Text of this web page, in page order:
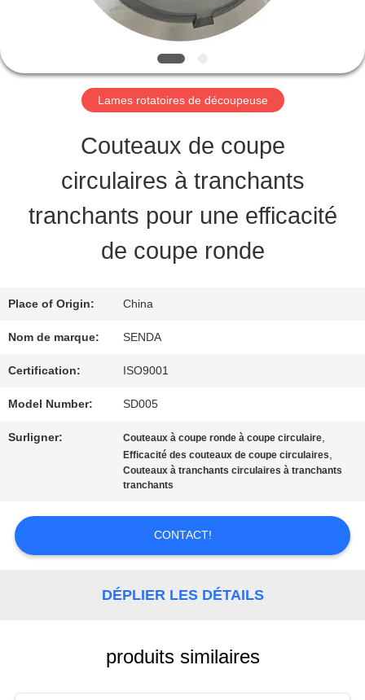
PROPOS
NOUS
L'USINE
CONTRÔLE
DE
LA
QUALITÉ
NOUVELLES
AFFAIRES
DEMANDEZ
Lames rotatoires de découpeuse
Couteaux de coupe
circulaires à tranchants
tranchants pour une efficacité
de coupe ronde
Place of Origin: China
Nom de marque: SENDA
Certification: ISO9001
Model Number: SD005
Surligner: Couteaux à coupe ronde à coupe circulaire,
Efficacité des couteaux de coupe circulaires,
Couteaux à tranchants circulaires à tranchants
tranchants
CONTACT!
DÉPLIER LES DÉTAILS
produits similaires